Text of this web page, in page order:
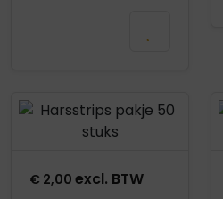
Product openen
€ 2,00 excl. BTW